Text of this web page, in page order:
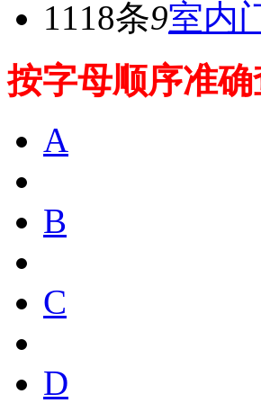
1118条9室内
按字母顺序准
A
B
C
D